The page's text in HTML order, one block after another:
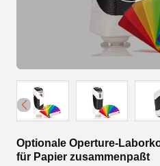
Optionale Operture-
für Papier zusammenpaßt